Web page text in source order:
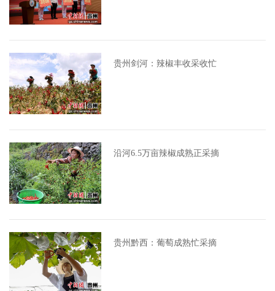
贵州剑河：辣椒丰收采收忙
沿河6.5万亩辣椒成熟正采摘
贵州黔西：葡萄成熟忙采摘